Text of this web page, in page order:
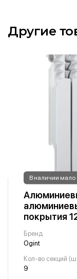
Другие
В наличии мало
покрытия
Бренд
Ogint
Кол-во секций
9